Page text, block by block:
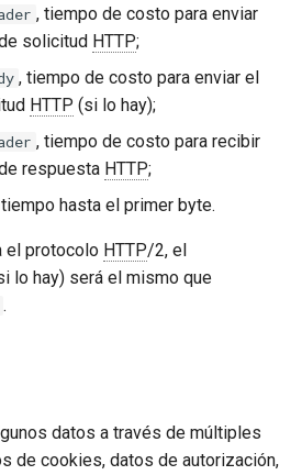
, tiempo de costo para enviar
solicitud HTTP;
, tiempo de costo para enviar el
HTTP (si lo hay);
, tiempo de costo para recibir
respuesta HTTP;
hasta el primer byte.
el protocolo HTTP/2, el
lo hay) será el mismo que
.
datos a través de múltiples
de cookies, datos de autorización,